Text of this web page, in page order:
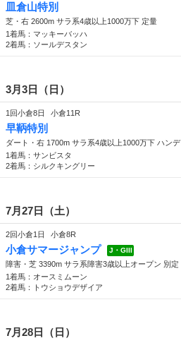
皿倉山特別
芝・右 2600m サラ系4歳以上1000万下 定量
1着馬：マッキーバッハ
2着馬：ソールデスタン
3月3日（日）
1回小倉8日 小倉11R
早鞆特別
ダート・右 1700m サラ系4歳以上1000万下 ハンデ
1着馬：サンビスタ
2着馬：シルクキングリー
7月27日（土）
2回小倉1日 小倉8R
小倉サマージャンプ J・GIII
障害・芝 3390m サラ系障害3歳以上オープン 別定
1着馬：オースミムーン
2着馬：トウショウデザイア
7月28日（日）